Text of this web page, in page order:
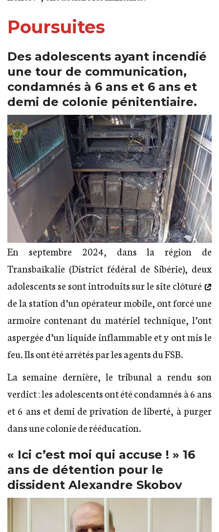
Poursuites
Des adolescents ayant incendié
une tour de communication,
condamnés à 6 ans et 6 ans et
demi de colonie pénitentiaire.
En septembre 2024, dans la région de
Transbaïkalie (District fédéral de Sibérie), deux
adolescentsse sont introduits sur le site clôturé
de la station d’un opérateur mobile, ont forcé une
armoire contenant du matériel technique, l’ont
aspergée d’un liquide inflammable et y ont mis le
feu. Ils ont été arrêtés par les agents du FSB.
La semaine dernière, le tribunal a rendu son
verdict : les adolescents ont été condamnés à 6 ans
et 6 ans et demi de privation de liberté, à purger
dans une colonie de rééducation.
« Ici c’est moi qui accuse ! » 16
ans de détention pour le
dissident Alexandre Skobov